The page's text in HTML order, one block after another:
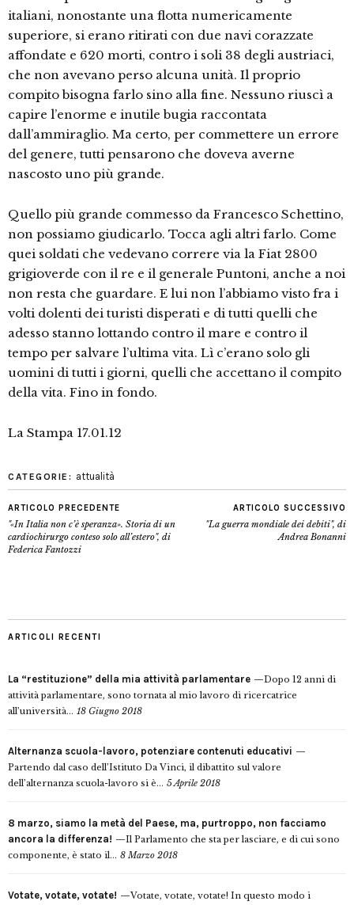
italiani, nonostante una flotta numericamente
superiore, si erano ritirati con due navi corazzate
affondate e 620 morti, contro i soli 38 degli austriaci,
che non avevano perso alcuna unità. Il proprio
compito bisogna farlo sino alla fine. Nessuno riuscì a
capire l’enorme e inutile bugia raccontata
dall’ammiraglio. Ma certo, per commettere un errore
del genere, tutti pensarono che doveva averne
nascosto uno più grande.
Quello più grande commesso da Francesco Schettino,
non possiamo giudicarlo. Tocca agli altri farlo. Come
quei soldati che vedevano correre via la Fiat 2800
grigioverde con il re e il generale Puntoni, anche a noi
non resta che guardare. E lui non l’abbiamo visto fra i
volti dolenti dei turisti disperati e di tutti quelli che
adesso stanno lottando contro il mare e contro il
tempo per salvare l’ultima vita. Lì c’erano solo gli
uomini di tutti i giorni, quelli che accettano il compito
della vita. Fino in fondo.
La Stampa 17.01.12
CATEGORIE: attualità
ARTICOLO PRECEDENTE
"«In Italia non c’è speranza». Storia di un
cardiochirurgo conteso solo all’estero", di
Federica Fantozzi
ARTICOLO SUCCESSIVO
"La guerra mondiale dei debiti", di
Andrea Bonanni
ARTICOLI RECENTI
La “restituzione” della mia attività parlamentare
Dopo 12 anni di
attività parlamentare, sono tornata al mio lavoro di ricercatrice
all’università... 18 Giugno 2018
Alternanza scuola-lavoro, potenziare contenuti educativi
Partendo dal caso dell’Istituto Da Vinci, il dibattito sul valore
dell’alternanza scuola-lavoro si è... 5 Aprile 2018
8 marzo, siamo la metà del Paese, ma, purtroppo, non facciamo
ancora la differenza!
Il Parlamento che sta per lasciare, e di cui sono
componente, è stato il... 8 Marzo 2018
Votate, votate, votate!
Votate, votate, votate! In questo modo i